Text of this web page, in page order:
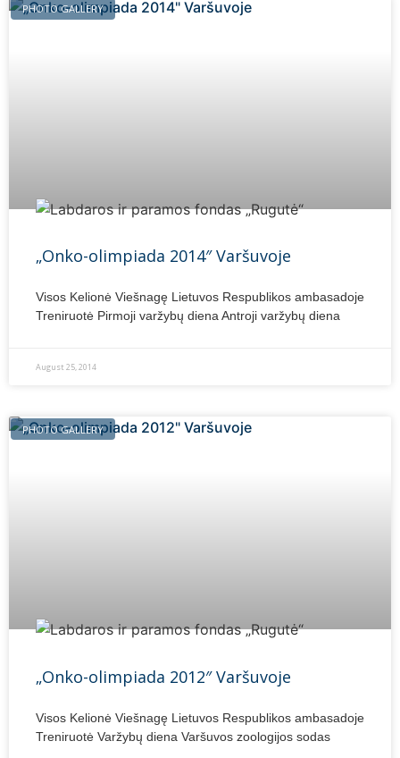
PHOTO GALLERY
„Onko-olimpiada 2014″ Varšuvoje
Visos Kelionė Viešnagę Lietuvos Respublikos ambasadoje
Treniruotė Pirmoji varžybų diena Antroji varžybų diena
August 25, 2014
PHOTO GALLERY
„Onko-olimpiada 2012″ Varšuvoje
Visos Kelionė Viešnagę Lietuvos Respublikos ambasadoje
Treniruotė Varžybų diena Varšuvos zoologijos sodas